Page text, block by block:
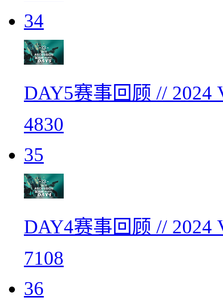
34
DAY5赛事回顾 // 2024
4830
35
DAY4赛事回顾 // 2024
7108
36